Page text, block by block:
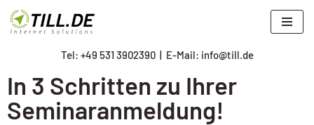
Zum
Tel: +49 531 3902390| E-Mail: info@till.de
In 3 Schritten zu Ihrer
Seminaranmeldung!